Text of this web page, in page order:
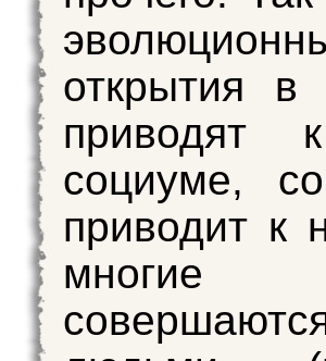
открытия в
приводят
социуме,
приводит к
многие